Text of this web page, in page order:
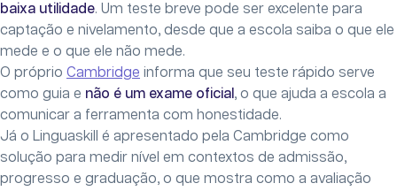
baixa utilidade. Um teste breve pode ser excelente para
captação e nivelamento, desde que a escola saiba o que ele
mede e o que ele não mede.
O próprio Cambridge informa que seu teste rápido serve
como guia e não é um exame oficial , o que ajuda a escola a
comunicar a ferramenta com honestidade.
Já o Linguaskill é apresentado pela Cambridge como
solução para medir nível em contextos de admissão,
progresso e graduação, o que mostra como a avaliação